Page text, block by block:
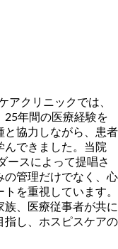
アクリニックでは、
25年間の医療経験を
と協力しながら、患者
んできました。当院
ースによって提唱さ
の管理だけでなく、心
を重視しています。
、医療従事者が共に
指し、ホスピスケアの